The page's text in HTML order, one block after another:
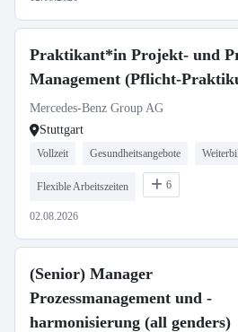
Praktikant*in Projekt- und
Management (Pflicht-
Mercedes-Benz Group AG
Stuttgart
Vollzeit Gesundheitsangebote
Flexible Arbeitszeiten 6
02.08.2026
(Senior) Manager
Prozessmanagement und -
harmonisierung (all genders)